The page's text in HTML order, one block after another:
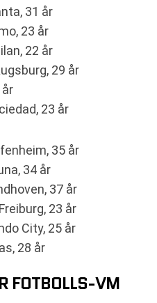
31 år
23 år
22 år
29 år
år
23 år
35 år
34 år
37 år
23 år
City, 25 år
28 år
FOTBOLLS-VM